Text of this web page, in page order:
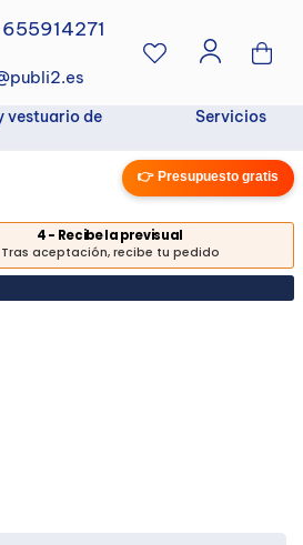
vestuario de
Servicios
👉 Presupuesto gratis
4 - Recibe la previsual
Tras aceptación, recibe tu pedido